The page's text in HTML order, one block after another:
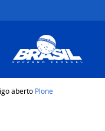
aberto Plone